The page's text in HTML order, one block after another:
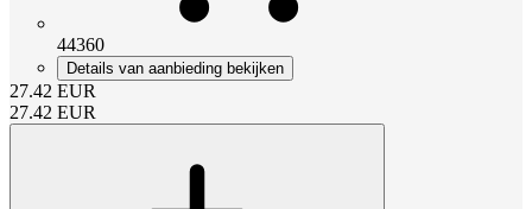
44360
Details van aanbieding bekijken
27.42 EUR
27.42 EUR